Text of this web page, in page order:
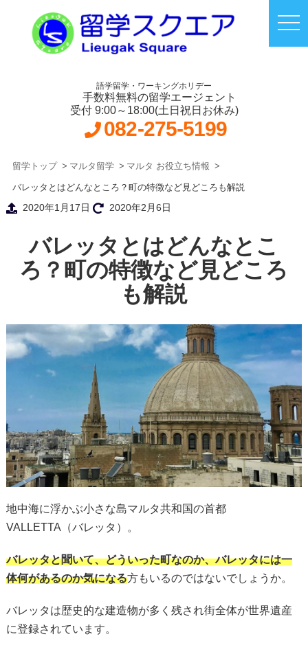
語学留学・ワーキングホリデー
手数料無料の留学エージェント
受付 9:00～18:00(土日祝日お休み)
082-275-5199
留学トップ マルタ留学 マルタ お役立ち情報
バレッタとはどんなところ？町の特徴など見どころも解説
2020年1月17日 2020年2月6日
バレッタとはどんなとこ
ろ？町の特徴など見どころ
も解説
地中海に浮かぶ小さな島マルタ共和国の首都
VALLETTA（バレッタ）。
バレッタと聞いて、どういった町なのか、バレッタには一
体何があるのか気になる方もいるのではないでしょうか。
バレッタは歴史的な建造物が多く残され街全体が世界遺産
に登録されています。